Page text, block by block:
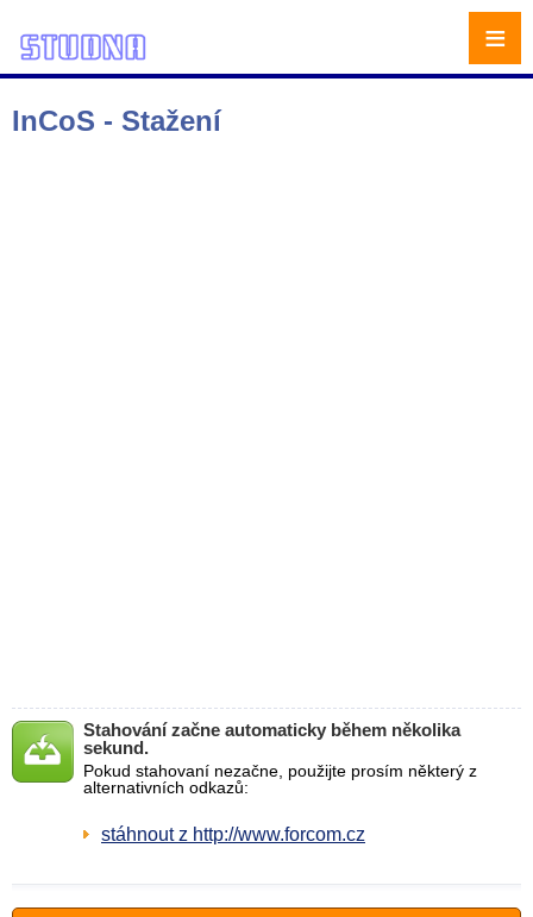
InCoS - Stažení
Stahování začne automaticky během několika
sekund.
Pokud stahovaní nezačne, použijte prosím některý z
alternativních odkazů:
stáhnout z http://www.forcom.cz
≡